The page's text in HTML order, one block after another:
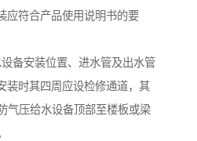
应符合产品使用说明书的要
备安装位置、进水管及出水管
装时其四周应设检修通道，其
气压给水设备顶部至楼板或梁